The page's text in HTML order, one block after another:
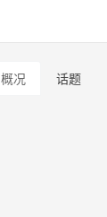
概况 话题